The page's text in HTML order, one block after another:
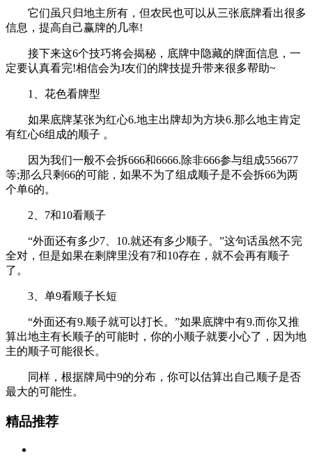
它们虽只归地主所有，但农民也可以从三张底牌看出很多
信息，提高自己赢牌的几率!
接下来这6个技巧将会揭秘，底牌中隐藏的牌面信息，一
定要认真看完!相信会为J友们的牌技提升带来很多帮助~
1、花色看牌型
如果底牌某张为红心6.地主出牌却为方块6.那么地主肯定
有红心6组成的顺子 。
因为我们一般不会拆666和6666.除非666参与组成556677
等;那么只剩66的可能，如果不为了组成顺子是不会拆66为两
个单6的。
2、7和10看顺子
“外面还有多少7、10.就还有多少顺子。”这句话虽然不完
全对，但是如果在剩牌里没有7和10存在，就不会再有顺子
了。
3、单9看顺子长短
“外面还有9.顺子就可以打长。”如果底牌中有9.而你又推
算出地主有长顺子的可能时，你的小顺子就要小心了，因为地
主的顺子可能很长。
同样，根据牌局中9的分布，你可以估算出自己顺子是否
最大的可能性。
精品推荐